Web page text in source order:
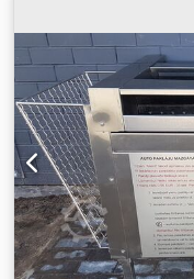
Szélesség 471 x
max. 65 °C Gép
Kompakt és
tisztítóberendezés
kombinációja
fürdőélettartamért
forgatás a
Egyedileg állítható
Szabványos
rozsdamentes acél
kg